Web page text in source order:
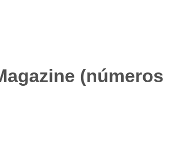
(números